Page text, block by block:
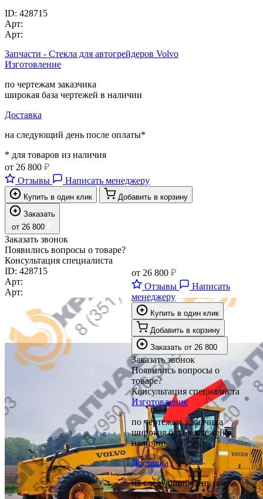
ID: 428715
Арт:
Арт:
Запчасти - Стекла для автогрейдеров Volvo
Изготовление
по чертежам заказчика
широкая база чертежей в наличии
Доставка
на следующий день после оплаты*
* для товаров из наличия
от 26 800 ₽
Отзывы
Написать менеджеру
Купить в один клик
Добавить в корзину
Заказать
от 26 800
Заказать звонок
Появились вопросы о товаре?
Консультация специалиста
ID: 428715
Арт:
Арт:
от 26 800 ₽
Отзывы
Написать
менеджеру
Купить в один клик
Добавить в корзину
Заказать от 26 800
Заказать звонок
Появились вопросы о
товаре?
Консультация специалиста
Изготовление
по чертежам заказчика
широкая база чертежей в
наличии
Доставка
на следующий день после
оплаты*